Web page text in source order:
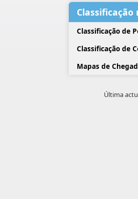
Classificação
Classificação de
Classificação de
Mapas de
Última